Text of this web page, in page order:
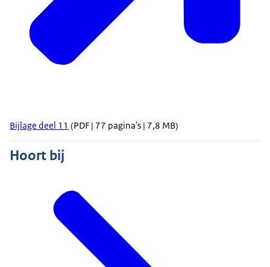
Bijlage deel 11 (PDF | 77 pagina's | 7,8 MB)
Hoort bij